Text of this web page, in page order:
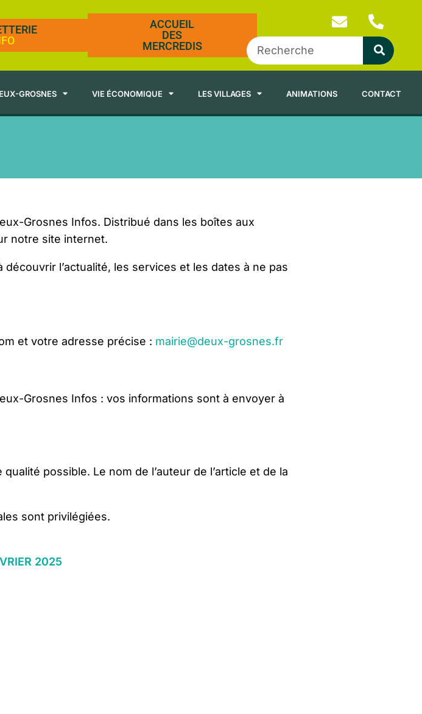
ACCUEIL
DES
MERCREDIS
GROSNES VIE ÉCONOMIQUE LES VILLAGES ANIMATIONS CONTACT
Grosnes Infos. Distribué dans les boîtes aux
notre site internet.
l’actualité, les services et les dates à ne pas
et votre adresse précise : mairie@deux-grosnes.fr
Grosnes Infos : vos informations sont à envoyer à
possible. Le nom de l’auteur de l’article et de la
sont privilégiées.
2025